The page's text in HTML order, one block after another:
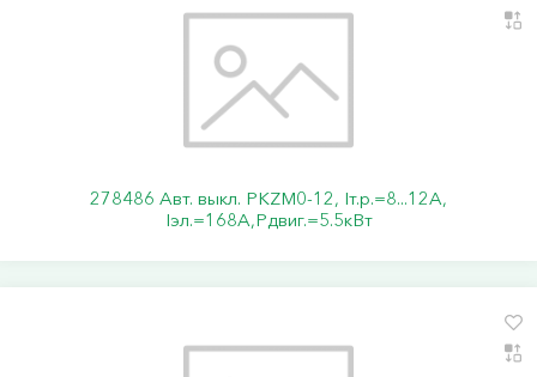
278486 Авт. выкл. PKZM0-12, Iт.р.=8...12А,
Iэл.=168А,Pдвиг.=5.5кВт